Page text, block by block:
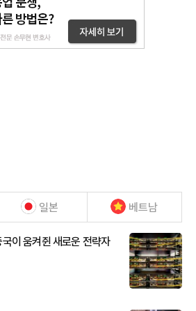
일본 베트남
이 움켜쥔 새로운 전략자